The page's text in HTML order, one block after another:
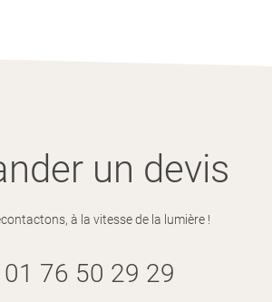
un devis
à la vitesse de la lumière !
01 76 50 29 29